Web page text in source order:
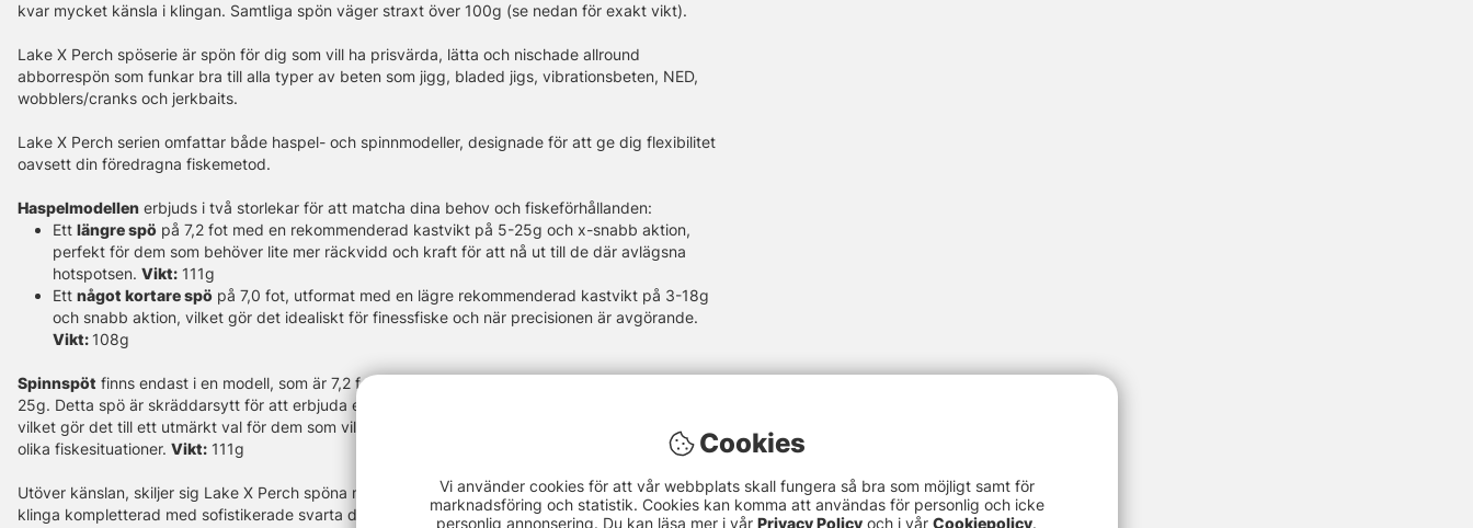
kvar mycket känsla i klingan. Samtliga spön väger straxt över 100g (se nedan för exakt vikt).
Lake X Perch spöserie är spön för dig som vill ha prisvärda, lätta och nischade allround
abborrespön som funkar bra till alla typer av beten som jigg, bladed jigs, vibrationsbeten, NED,
wobblers/cranks och jerkbaits.
Lake X Perch serien omfattar både haspel- och spinnmodeller, designade för att ge dig flexibilitet
oavsett din föredragna fiskemetod.
Haspelmodellen erbjuds i två storlekar för att matcha dina behov och fiskeförhållanden:
Ett längre spö på 7,2 fot med en rekommenderad kastvikt på 5-25g och x-snabb aktion,
perfekt för dem som behöver lite mer räckvidd och kraft för att nå ut till de där avlägsna
hotspotsen. Vikt: 111g
Ett något kortare spö på 7,0 fot, utformat med en lägre rekommenderad kastvikt på 3-18g
och snabb aktion, vilket gör det idealiskt för finessfiske och när precisionen är avgörande.
Vikt: 108g
Spinnspöt finns endast i en modell, som är 7,2 fot lång med en rekommenderad kastvikt på 5-
25g. Detta spö är skräddarsytt för att erbjuda en suverän balans mellan känslighet och styrka,
vilket gör det till ett utmärkt val för dem som vill ha ett mångsidigt spö som kan hantera en rad
olika fiskesituationer. Vikt: 111g
Utöver känslan, skiljer sig Lake X Perch spöna med sin estetiska design. En lyxig och snygg röd
klinga kompletterad med sofistikerade svarta detaljer ger spöna en distinkt och attraktiv look.
Cookies
Vi använder cookies för att vår webbplats skall fungera så bra som möjligt samt för
marknadsföring och statistik. Cookies kan komma att användas för personlig och icke
personlig annonsering. Du kan läsa mer i vår Privacy Policy och i vår Cookiepolicy.